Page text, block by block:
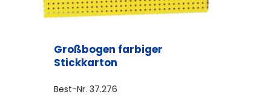
Großbogen farbiger
Stickkarton
Best-Nr. 37.276